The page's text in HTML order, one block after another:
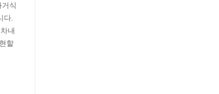
식
다.
내
할